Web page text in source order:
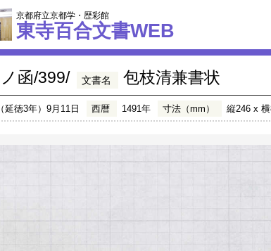
京都府立京都学・歴彩館
東寺百合文書WEB
ノ函/399/ 文書名 包枝清兼書状
（延徳3年）9月11日 西暦 1491年 寸法（mm） 縦246 x